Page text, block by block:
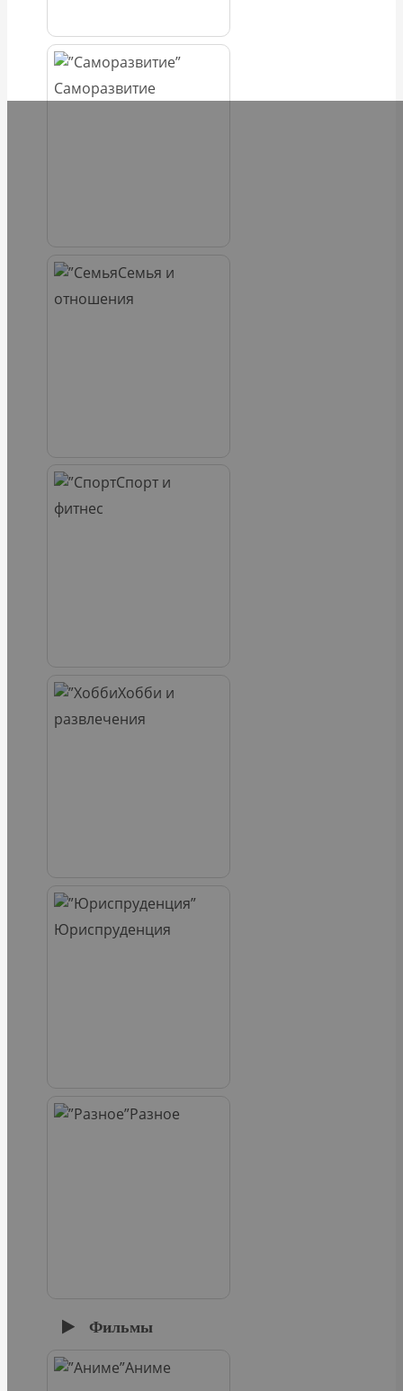
Саморазвитие
Семья и
отношения
Спорт и
фитнес
Хобби и
развлечения
Юриспруденция
Разное
Фильмы
Аниме